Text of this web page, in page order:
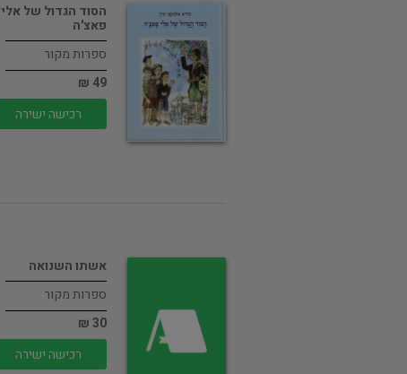
הסוד הגדול של אלי
פאצ'ה
ספרות מקור
49 ₪
רכישה ישירה
אשתו השנואה
ספרות מקור
30 ₪
רכישה ישירה